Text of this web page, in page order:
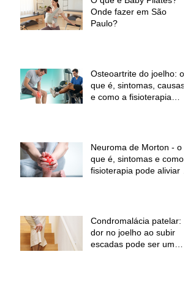
Onde fazer em São
Paulo?
Osteoartrite do joelho: o
que é, sintomas, causas
e como a fisioterapia
Neuroma de Morton - o
que é, sintomas e como a
fisioterapia pode aliviar a
Condromalácia patelar:
dor no joelho ao subir
escadas pode ser um